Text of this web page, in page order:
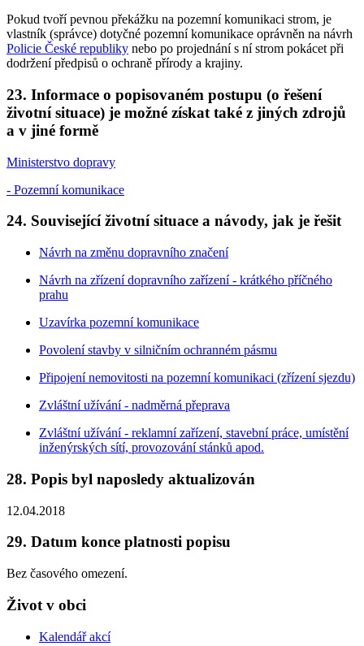
Pokud tvoří pevnou překážku na pozemní komunikaci strom, je
vlastník (správce) dotyčné pozemní komunikace oprávněn na návrh
Policie České republiky nebo po projednání s ní strom pokácet při
dodržení předpisů o ochraně přírody a krajiny.
23. Informace o popisovaném postupu (o řešení
životní situace) je možné získat také z jiných zdrojů
a v jiné formě
Ministerstvo dopravy
- Pozemní komunikace
24. Související životní situace a návody, jak je řešit
Návrh na změnu dopravního značení
Návrh na zřízení dopravního zařízení - krátkého příčného
prahu
Uzavírka pozemní komunikace
Povolení stavby v silničním ochranném pásmu
Připojení nemovitosti na pozemní komunikaci (zřízení sjezdu)
Zvláštní užívání - nadměrná přeprava
Zvláštní užívání - reklamní zařízení, stavební práce, umístění
inženýrských sítí, provozování stánků apod.
28. Popis byl naposledy aktualizován
12.04.2018
29. Datum konce platnosti popisu
Bez časového omezení.
Život v obci
Kalendář akcí